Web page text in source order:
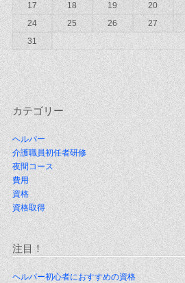
17
18 19 20
24
25 26 27
31
カテゴリー
ヘルパー
介護職員初任者研修
夜間コース
費用
資格
資格取得
注目！
ヘルパー初心者におすすめの資格